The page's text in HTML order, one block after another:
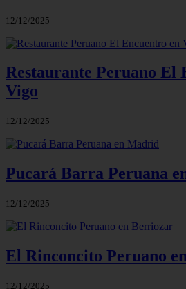
12/12/2025
Restaurante Peruano El
Vigo
12/12/2025
Pucará Barra Peruana
12/12/2025
El Rinconcito Peruano
12/12/2025